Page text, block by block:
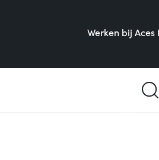
Werken bij Aces